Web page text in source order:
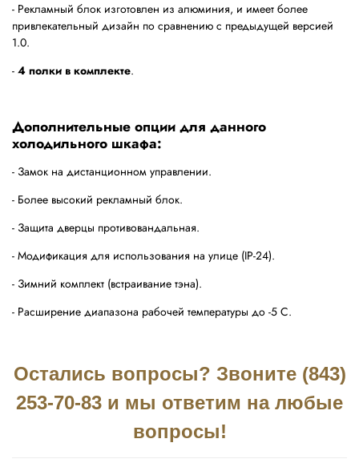
- Рекламный блок изготовлен из алюминия, и имеет более
привлекательный дизайн по сравнению с предыдущей версией
1.0.
- 4 полки в комплекте.
Дополнительные опции для данного
холодильного шкафа:
- Замок на дистанционном управлении.
- Более высокий рекламный блок.
- Защита дверцы противовандальная.
- Модификация для использования на улице (IP-24).
- Зимний комплект (встраивание тэна).
- Расширение диапазона рабочей температуры до -5 С.
Остались вопросы? Звоните (843)
253-70-83 и мы ответим на любые
вопросы!